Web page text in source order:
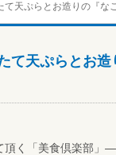
天ぷらとお造りの『な
て天ぷらとお造
頂く「美食倶楽部」―